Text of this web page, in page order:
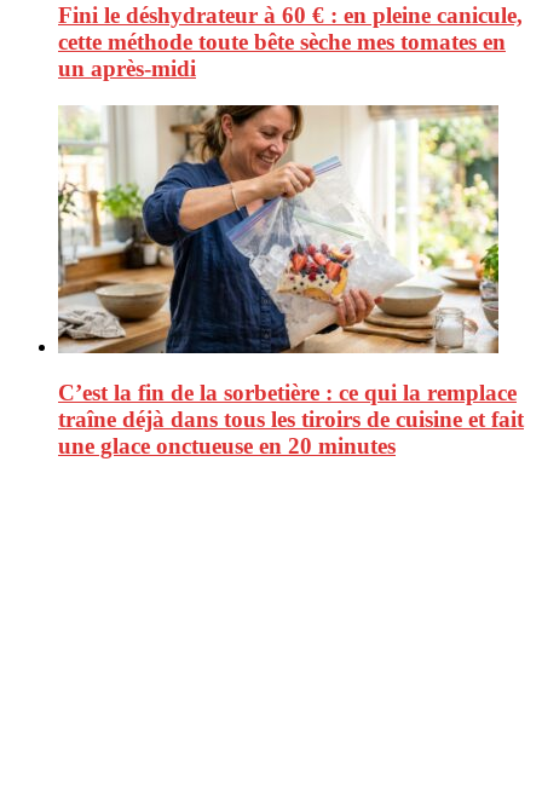
Fini le déshydrateur à 60 € : en pleine canicule,
cette méthode toute bête sèche mes tomates en
un après-midi
C’est la fin de la sorbetière : ce qui la remplace
traîne déjà dans tous les tiroirs de cuisine et fait
une glace onctueuse en 20 minutes